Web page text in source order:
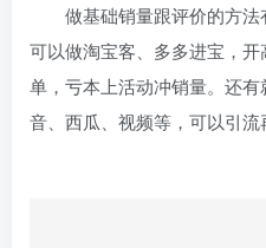
做基础销量跟评价的方法
可以做淘宝客、多多进宝，
单，亏本上活动冲销量。还
音、西瓜、视频等，可以引流